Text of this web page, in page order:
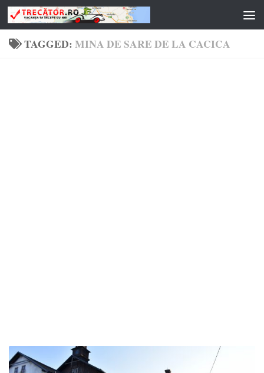
Skip to content
TAGGED:MINA DE SARE DE LA CACICA